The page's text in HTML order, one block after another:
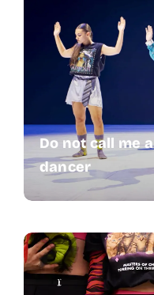
Do not call me a
dancer